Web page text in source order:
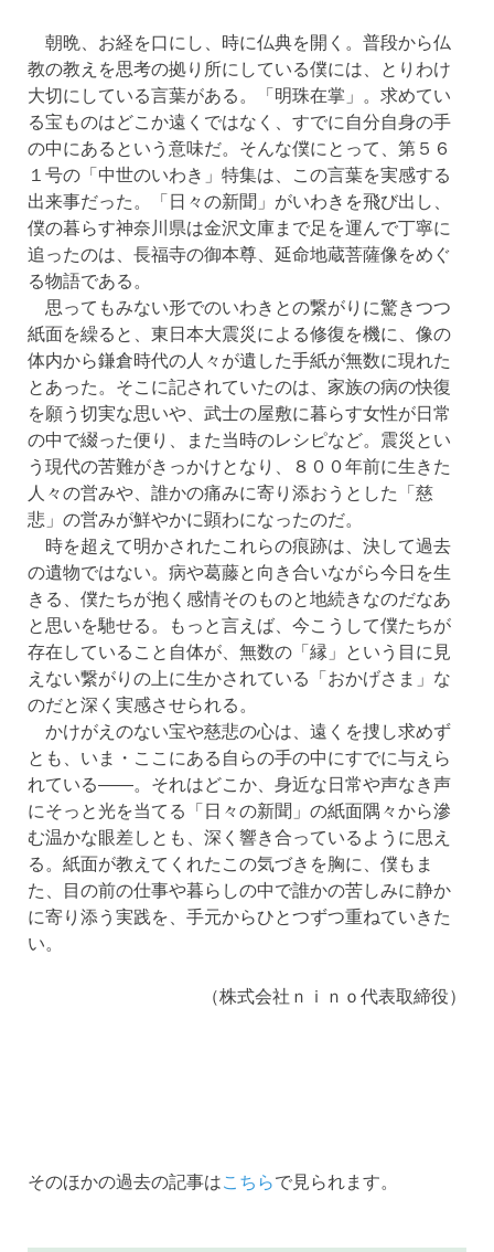
朝晩、お経を口にし、時に仏典を開く。普段から仏
教の教えを思考の拠り所にしている僕には、とりわけ
大切にしている言葉がある。「明珠在掌」。求めてい
る宝ものはどこか遠くではなく、すでに自分自身の手
の中にあるという意味だ。そんな僕にとって、第５６
１号の「中世のいわき」特集は、この言葉を実感する
出来事だった。「日々の新聞」がいわきを飛び出し、
僕の暮らす神奈川県は金沢文庫まで足を運んで丁寧に
追ったのは、長福寺の御本尊、延命地蔵菩薩像をめぐ
る物語である。
思ってもみない形でのいわきとの繋がりに驚きつつ
紙面を繰ると、東日本大震災による修復を機に、像の
体内から鎌倉時代の人々が遺した手紙が無数に現れた
とあった。そこに記されていたのは、家族の病の快復
を願う切実な思いや、武士の屋敷に暮らす女性が日常
の中で綴った便り、また当時のレシピなど。震災とい
う現代の苦難がきっかけとなり、８００年前に生きた
人々の営みや、誰かの痛みに寄り添おうとした「慈
悲」の営みが鮮やかに顕わになったのだ。
時を超えて明かされたこれらの痕跡は、決して過去
の遺物ではない。病や葛藤と向き合いながら今日を生
きる、僕たちが抱く感情そのものと地続きなのだなあ
と思いを馳せる。もっと言えば、今こうして僕たちが
存在していること自体が、無数の「縁」という目に見
えない繋がりの上に生かされている「おかげさま」な
のだと深く実感させられる。
かけがえのない宝や慈悲の心は、遠くを捜し求めず
とも、いま・ここにある自らの手の中にすでに与えら
れている――。それはどこか、身近な日常や声なき声
にそっと光を当てる「日々の新聞」の紙面隅々から滲
む温かな眼差しとも、深く響き合っているように思え
る。紙面が教えてくれたこの気づきを胸に、僕もま
た、目の前の仕事や暮らしの中で誰かの苦しみに静か
に寄り添う実践を、手元からひとつずつ重ねていきた
い。
（株式会社ｎｉｎｏ代表取締役）
そのほかの過去の記事はこちらで見られます。